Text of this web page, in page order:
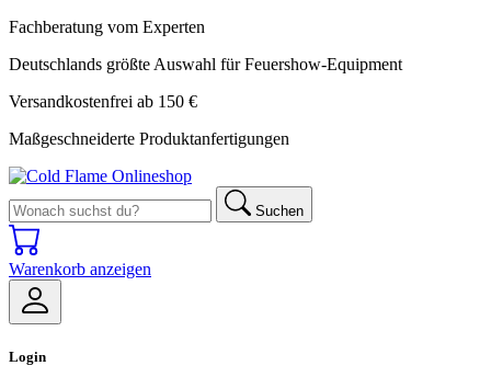
Fachberatung vom Experten
Deutschlands größte Auswahl für Feuershow-Equipment
Versandkostenfrei ab 150 €
Maßgeschneiderte Produktanfertigungen
Suchen
Warenkorb anzeigen
Login